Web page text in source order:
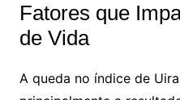
Fatores que
de Vida
A queda no índice de